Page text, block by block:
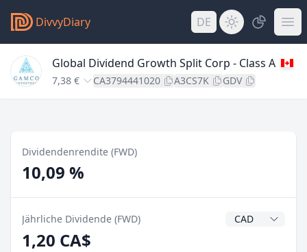
DivvyDiary DE
Global Dividend Growth Split Corp - Class A
7,38 € CA3794441020 A3CS7K GDV
Dividendenrendite (FWD)
10,09 %
Jährliche Dividende (FWD)
1,20 CA$